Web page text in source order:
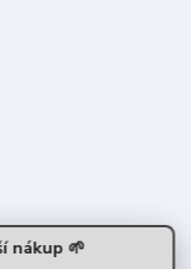
nákup 🌱